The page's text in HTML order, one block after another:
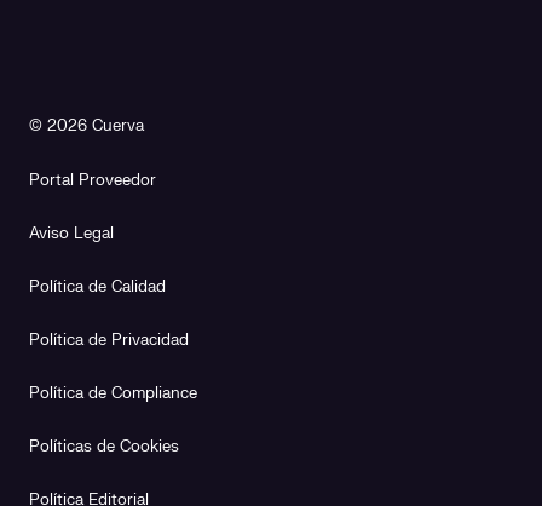
© 2026 Cuerva
Portal Proveedor
Aviso Legal
Política de Calidad
Política de Privacidad
Política de Compliance
Políticas de Cookies
Política Editorial